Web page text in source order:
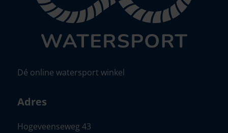
Dé online watersport winkel
Adres
Hogeveenseweg 43